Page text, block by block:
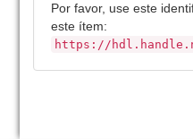
Por favor, use este
este ítem:
https://